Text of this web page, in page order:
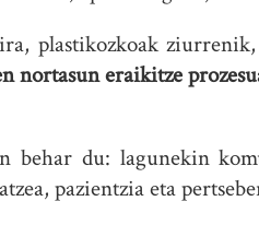
plastikozkoak
nortasun eraikitze
behar du: lagunekin
pazientzia eta